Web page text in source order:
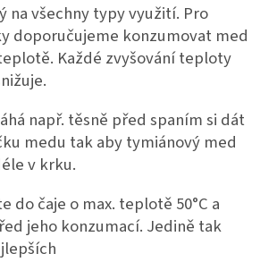
na všechny typy využití. Pro
doporučujeme konzumovat med
Každé zvyšování teploty
např. těsně před spaním si dát
medu tak aby tymiánový med
v krku.
do čaje o max. teplotě 50°C a
jeho konzumací. Jedině tak